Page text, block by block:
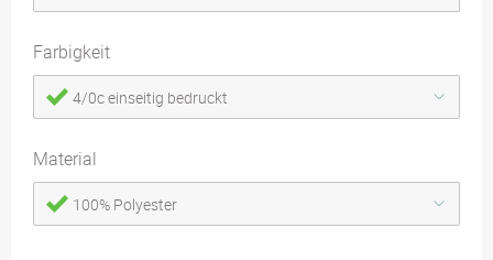
Farbigkeit
4/0c einseitig bedruckt
Material
100% Polyester